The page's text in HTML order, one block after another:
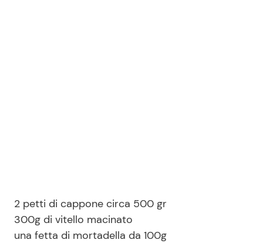
2 petti di cappone circa 500 gr
300g di vitello macinato
una fetta di mortadella da 100g